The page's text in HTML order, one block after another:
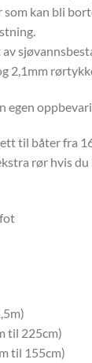
som kan bli
2,1mm
egen
til båter fra
rør hvis
til 225cm)
til 155cm)